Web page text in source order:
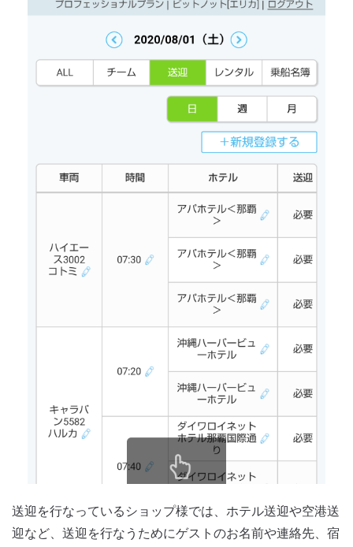
送迎を行なっているショップ様では、ホテル送迎や空港送
迎など、送迎を行なうためにゲストのお名前や連絡先、宿